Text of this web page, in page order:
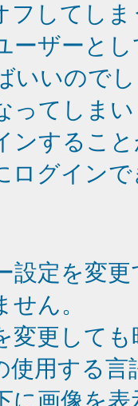
フしてし
ーザーと
いいので
ってしま
ンするこ
ログイン
設定を変
ん。
変更して
使用する
に画像を